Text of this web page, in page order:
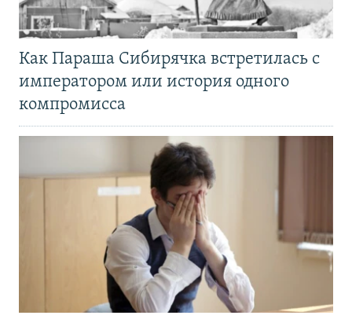
Как Параша Сибирячка встретилась с
императором или история одного
компромисса